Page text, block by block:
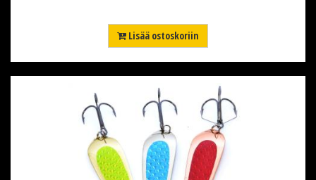
Lisää ostoskoriin